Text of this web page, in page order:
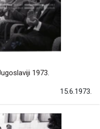
1973.
15.6.1973.